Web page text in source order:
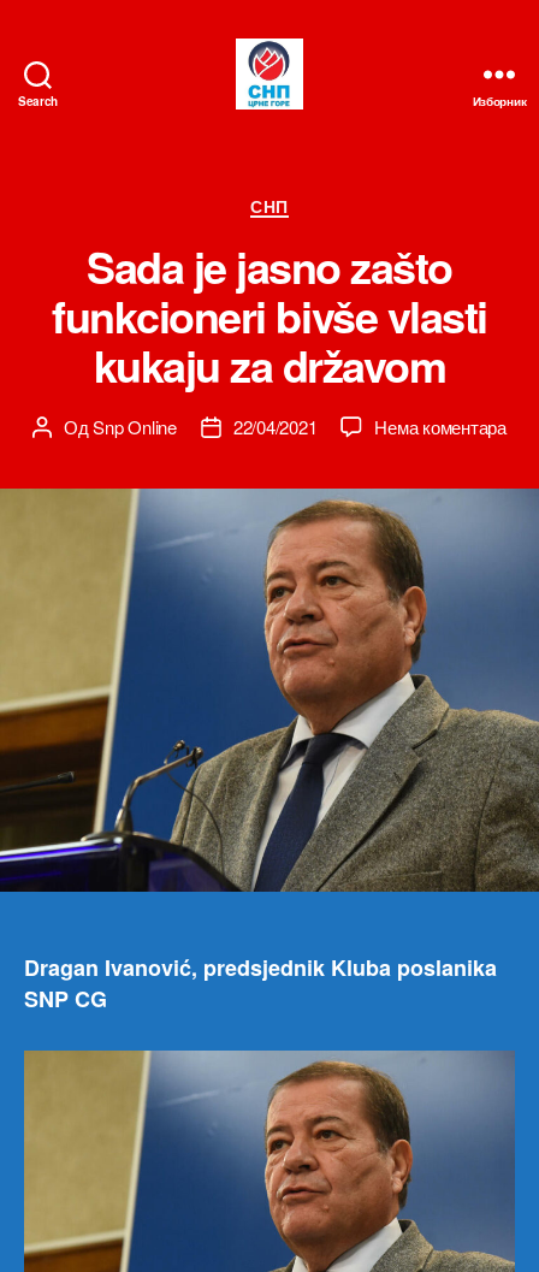
Search Изборник
Категорије
СНП
Sada je jasno zašto
funkcioneri bivše vlasti
kukaju za državom
Аутор
ОдSnp Online
Датум22/04/2021 Нема коментарана
Dragan Ivanović, predsjednik Kluba poslanika
SNP CG